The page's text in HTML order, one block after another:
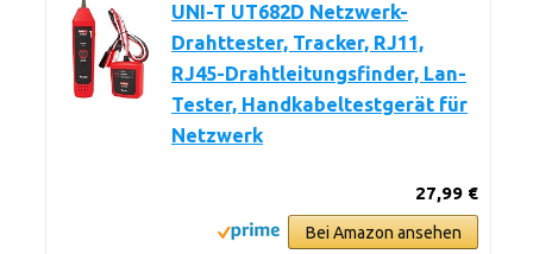
UNI-T UT682D Netzwerk-
Drahttester, Tracker, RJ11,
RJ45-Drahtleitungsfinder, Lan-
Tester, Handkabeltestgerät für
Netzwerk
27,99 €
Bei Amazon ansehen